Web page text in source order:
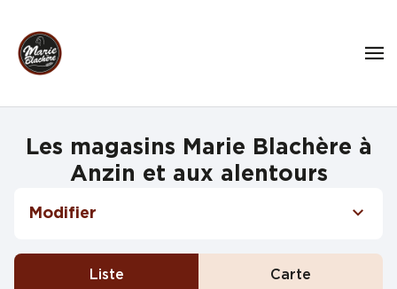
Les magasins Marie Blachère à
Anzin et aux alentours
Modifier
Liste Carte